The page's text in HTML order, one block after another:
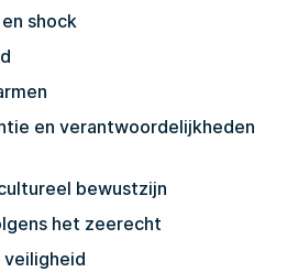
shock
en verantwoordelijkheden
bewustzijn
het zeerecht